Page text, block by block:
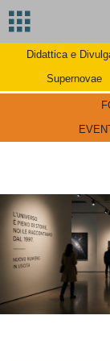
Didattica e
Supernovae